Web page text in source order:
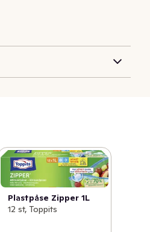
Plastpåse Zipper 1L
12 st, Toppits